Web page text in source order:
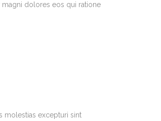
magni dolores eos qui ratione
molestias excepturi sint